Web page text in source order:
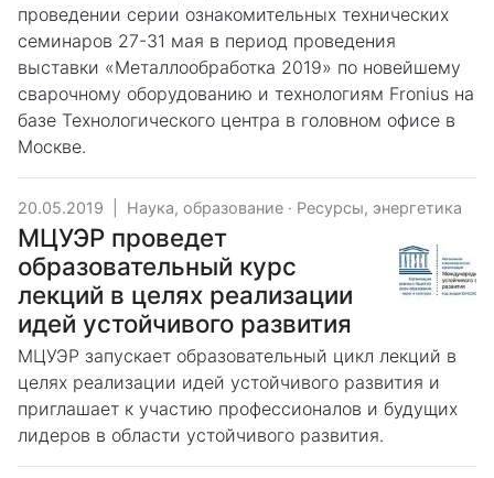
проведении серии ознакомительных технических
семинаров 27-31 мая в период проведения
выставки «Металлообработка 2019» по новейшему
сварочному оборудованию и технологиям Fronius на
базе Технологического центра в головном офисе в
Москве.
20.05.2019 Наука, образование · Ресурсы, энергетика
МЦУЭР проведет
образовательный курс
лекций в целях реализации
идей устойчивого развития
МЦУЭР запускает образовательный цикл лекций в
целях реализации идей устойчивого развития и
приглашает к участию профессионалов и будущих
лидеров в области устойчивого развития.